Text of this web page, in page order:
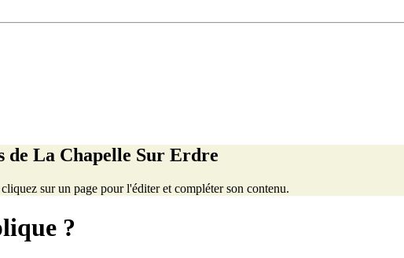
de La Chapelle Sur Erdre
sur un page pour l'éditer et compléter son contenu.
?